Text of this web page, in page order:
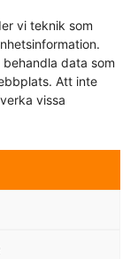
vi teknik som
data som
Att inte
vissa
samtycker du till
att delge.